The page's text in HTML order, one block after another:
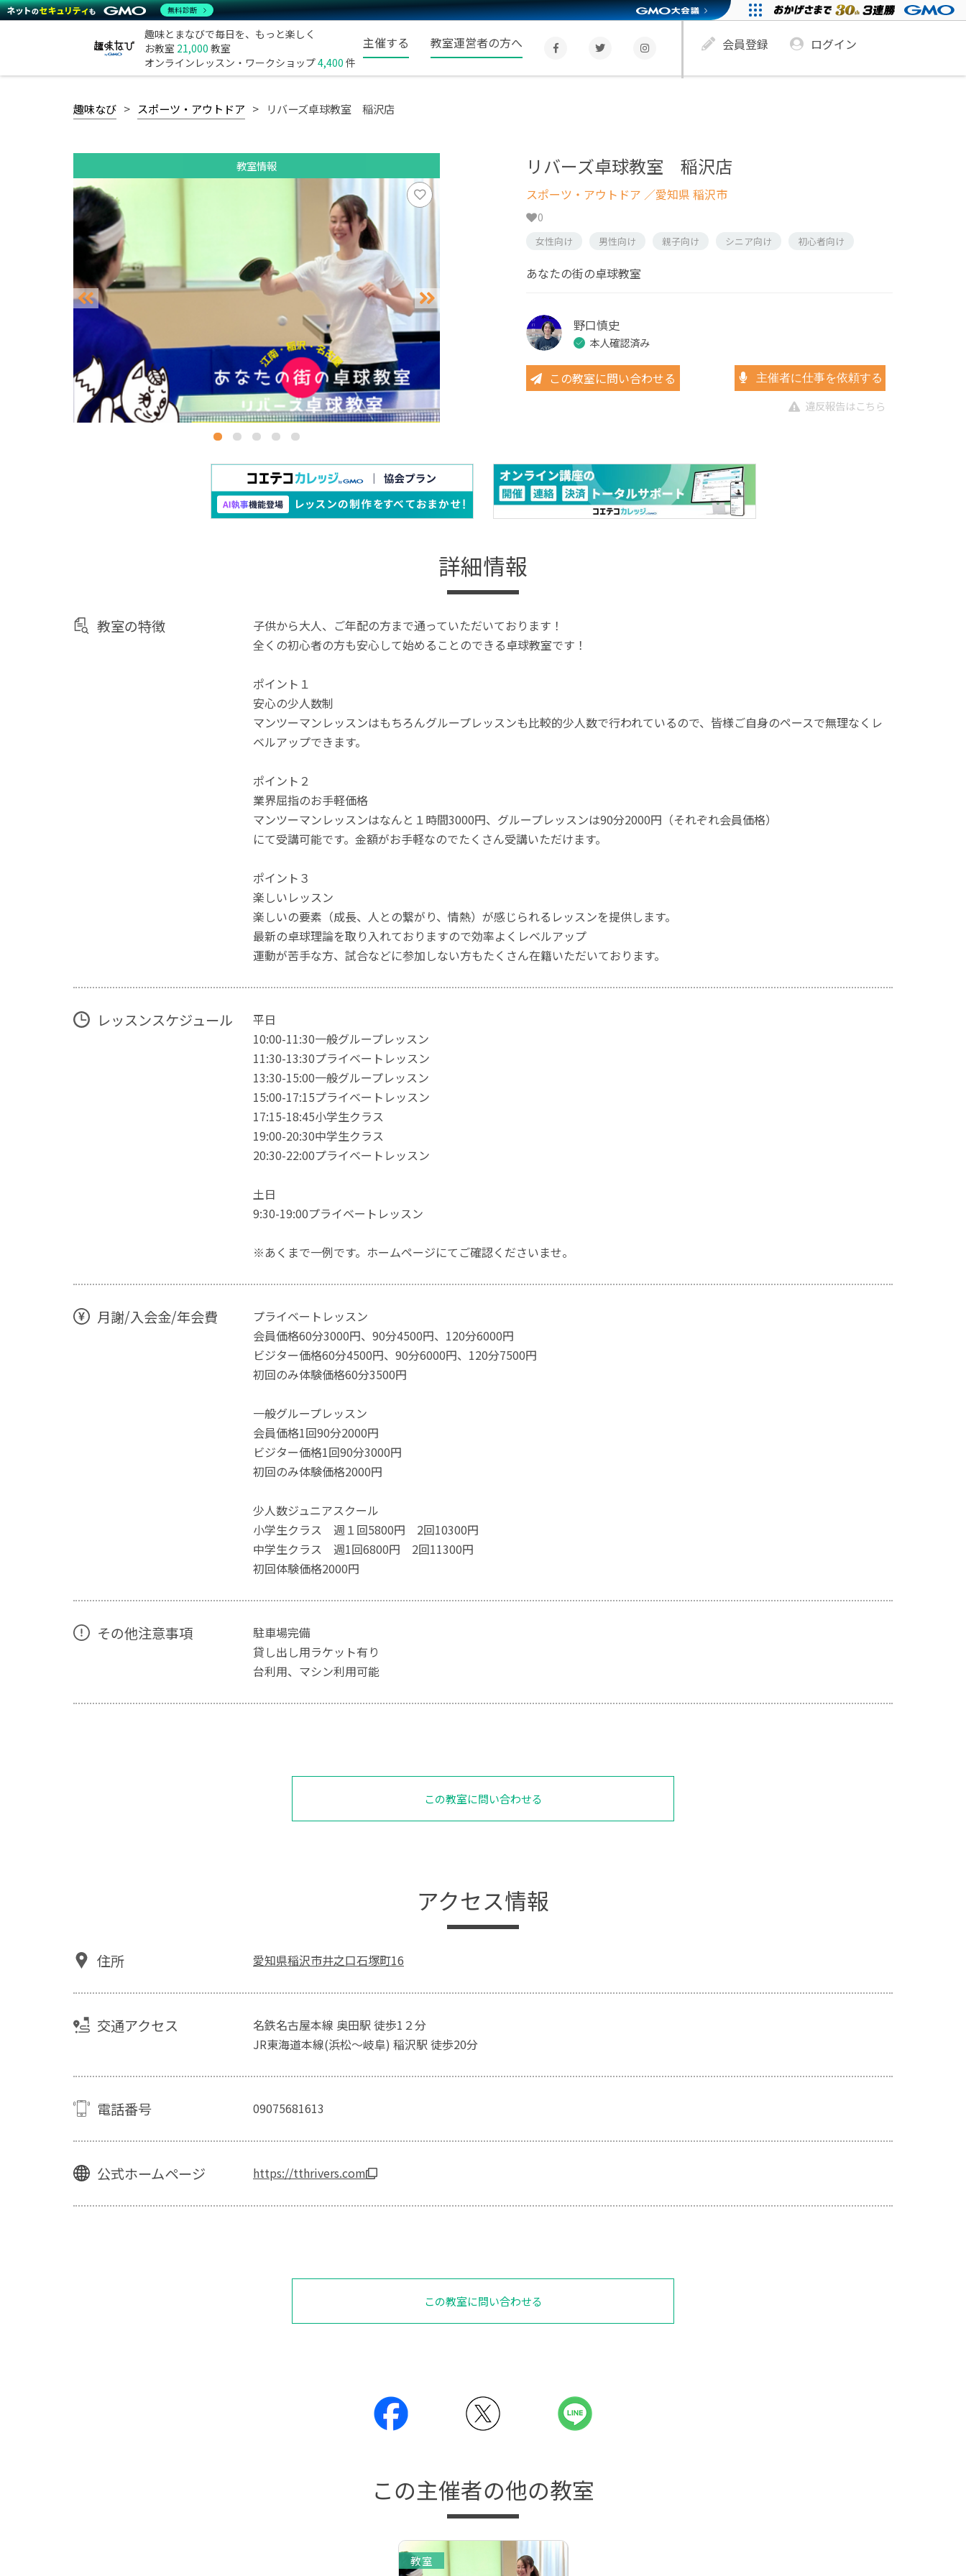
趣味とまなびで毎日を、もっと楽しく
お教室 21,000 教室
オンラインレッスン・ワークショップ4,400 件
主催する 教室運営者の方へ 会員登録 ログイン
趣味なび スポーツ・アウトドア リバーズ卓球教室 稲沢店
教室情報 リバーズ卓球教室 稲沢店
スポーツ・アウトドア ／愛知県 稲沢市
0
女性向け 男性向け 親子向け シニア向け 初心者向け
あなたの街の卓球教室
野口慎史
本人確認済み
この教室に問い合わせる 主催者に仕事を依頼する
違反報告はこちら
詳細情報
教室の特徴
子供から大人、ご年配の方まで通っていただいております！
全くの初心者の方も安心して始めることのできる卓球教室です！
ポイント１
安心の少人数制
マンツーマンレッスンはもちろんグループレッスンも比較的少人数で行われているので、皆様ご自身のペースで無理なくレ
ベルアップできます。
ポイント２
業界屈指のお手軽価格
マンツーマンレッスンはなんと１時間3000円、グループレッスンは90分2000円（それぞれ会員価格）
にて受講可能です。金額がお手軽なのでたくさん受講いただけます。
ポイント３
楽しいレッスン
楽しいの要素（成長、人との繋がり、情熱）が感じられるレッスンを提供します。
最新の卓球理論を取り入れておりますので効率よくレベルアップ
運動が苦手な方、試合などに参加しない方もたくさん在籍いただいております。
レッスンスケジュール
平日
10:00-11:30一般グループレッスン
11:30-13:30プライベートレッスン
13:30-15:00一般グループレッスン
15:00-17:15プライベートレッスン
17:15-18:45小学生クラス
19:00-20:30中学生クラス
20:30-22:00プライベートレッスン
土日
9:30-19:00プライベートレッスン
※あくまで一例です。ホームページにてご確認くださいませ。
月謝/入会金/年会費
プライベートレッスン
会員価格60分3000円、90分4500円、120分6000円
ビジター価格60分4500円、90分6000円、120分7500円
初回のみ体験価格60分3500円
一般グループレッスン
会員価格1回90分2000円
ビジター価格1回90分3000円
初回のみ体験価格2000円
少人数ジュニアスクール
小学生クラス 週１回5800円 2回10300円
中学生クラス 週1回6800円 2回11300円
初回体験価格2000円
その他注意事項
駐車場完備
貸し出し用ラケット有り
台利用、マシン利用可能
この教室に問い合わせる
アクセス情報
住所 愛知県稲沢市井之口石塚町16
交通アクセス
名鉄名古屋本線 奥田駅 徒歩1２分
JR東海道本線(浜松～岐阜) 稲沢駅 徒歩20分
電話番号 09075681613
公式ホームページ https://tthrivers.com
この教室に問い合わせる
この主催者の他の教室
教室
無料診断